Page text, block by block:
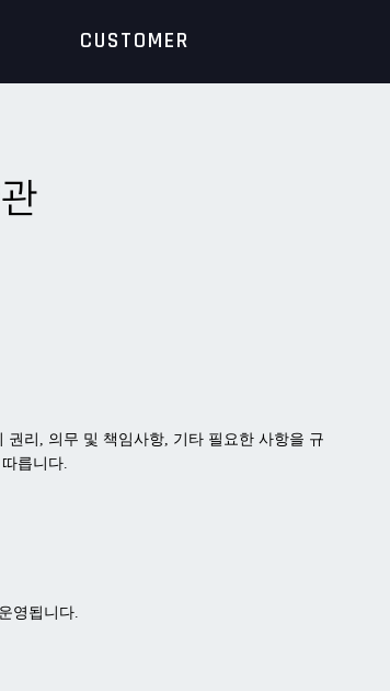
CUSTOMER
리, 의무 및 책임사항, 기타 필요한 사항을 규
릅니다.
영됩니다.